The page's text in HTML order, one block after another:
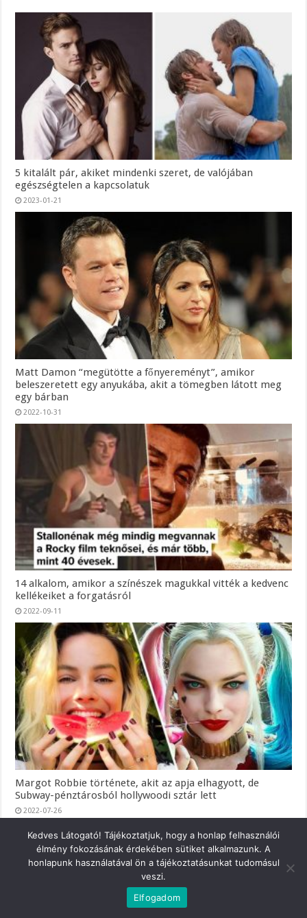
5 kitalált pár, akiket mindenki szeret, de valójában
egészségtelen a kapcsolatuk
2023-01-21
Matt Damon “megütötte a főnyereményt”, amikor
beleszeretett egy anyukába, akit a tömegben látott meg
egy bárban
2022-10-31
14 alkalom, amikor a színészek magukkal vitték a kedvenc
kellékeiket a forgatásról
2022-09-11
Margot Robbie története, akit az apja elhagyott, de
Subway-pénztárosból hollywoodi sztár lett
2022-07-26
Kedves Látogató! Tájékoztatjuk, hogy a honlap felhasználói
élmény fokozásának érdekében sütiket alkalmazunk. A
honlapunk használatával ön a tájékoztatásunkat tudomásul
veszi.
Elfogadom